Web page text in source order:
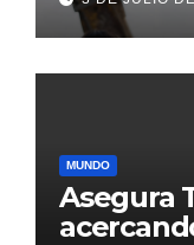
con
MUNDO
Asegura